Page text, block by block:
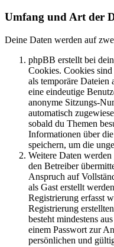
Umfang und Art der
Deine Daten werden auf
phpBB erstellt bei
Cookies. Cookies
als temporäre Dateien
eine eindeutige
anonyme Sitzungs-
automatisch
sobald du Themen
Informationen über
speichern, um die
Weitere Daten
den Betreiber
Anspruch auf
als Gast erstellt
Registrierung erfasst
Registrierung
besteht mindestens
einem Passwort zur
persönlichen und